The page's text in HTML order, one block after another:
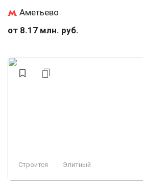
Аметьево
от 8.17 млн. руб.
Строится Элитный